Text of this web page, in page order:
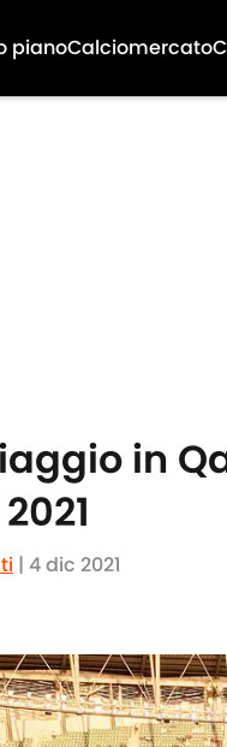
pianoCalciomercato
in
| 4 dic 2021